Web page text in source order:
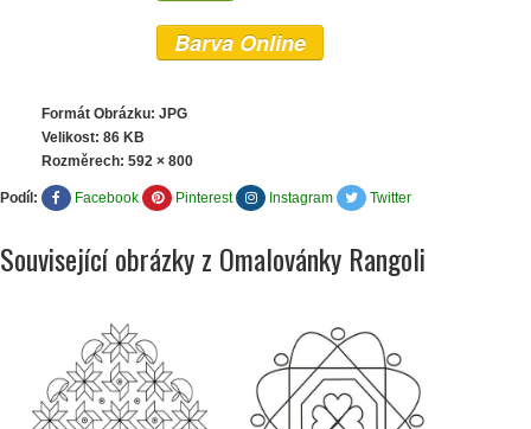
Barva Online
Formát Obrázku: JPG
Velikost: 86 KB
Rozměrech: 592 × 800
Podíl: Facebook Pinterest Instagram Twitter
Související obrázky z Omalovánky Rangoli